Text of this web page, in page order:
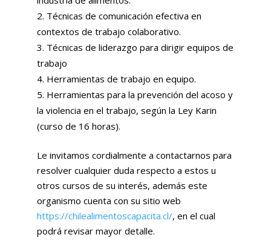
Técnicas de comunicación efectiva en
contextos de trabajo colaborativo.
Técnicas de liderazgo para dirigir equipos de
trabajo
Herramientas de trabajo en equipo.
Herramientas para la prevención del acoso y
la violencia en el trabajo, según la Ley Karin
(curso de 16 horas).
Le invitamos cordialmente a contactarnos para
resolver cualquier duda respecto a estos u
otros cursos de su interés, además este
organismo cuenta con su sitio web
https://chilealimentoscapacita.cl/, en el cual
podrá revisar mayor detalle.